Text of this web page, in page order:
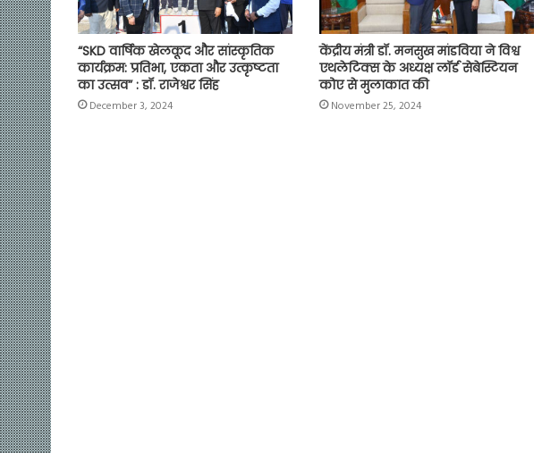
“SKD वार्षिक खेलकूद और सांस्कृतिक
कार्यक्रम: प्रतिभा, एकता और उत्कृष्टता
का उत्सव” : डॉ. राजेश्वर सिंह
December 3, 2024
केंद्रीय मंत्री डॉ. मनसुख मांडविया ने विश्व
एथलेटिक्स के अध्यक्ष लॉर्ड सेबेस्टियन
कोए से मुलाकात की
November 25, 2024